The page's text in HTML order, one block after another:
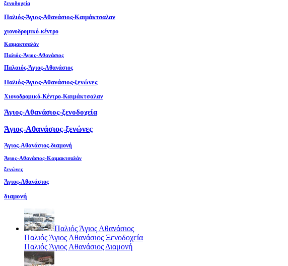
ξενοδοχεία
Παλιός-Άγιος-Αθανάσιος-Καιμάκτσαλαν
χιονοδρομικό-κέντρο
Καιμακτσαλάν
Παλιός-Άγιος-Αθανάσιος
Παλαιός-Άγιος-Αθανάσιος
Παλιός-Άγιος-Αθανάσιος-ξενώνες
Χιονοδρομικό-Κέντρο-Καιμάκτσαλαν
Άγιος-Αθανάσιος-ξενοδοχεία
Άγιος-Αθανάσιος-ξενώνες
Άγιος-Αθανάσιος-διαμονή
Άγιος-Αθανάσιος-Καιμακτσαλάν
ξενώνες
Άγιος-Αθανάσιος
διαμονή
Παλιός Άγιος Αθανάσιος
Παλιός Άγιος Αθανάσιος Ξενοδοχεία
Παλιός Άγιος Αθανάσιος Διαμονή